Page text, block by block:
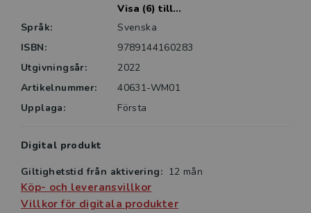
Visa (6) till...
Språk:
Svenska
ISBN:
9789144160283
Utgivningsår:
2022
Artikelnummer:
40631-WM01
Upplaga:
Första
Digital produkt
Giltighetstid från aktivering: 12 mån
Köp- och leveransvillkor
Villkor för digitala produkter